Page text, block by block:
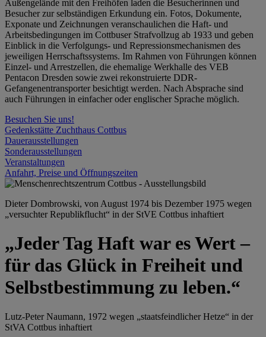
Außengelände mit den Freihöfen laden die Besucherinnen und
Besucher zur selbständigen Erkundung ein. Fotos, Dokumente,
Exponate und Zeichnungen veranschaulichen die Haft- und
Arbeitsbedingungen im Cottbuser Strafvollzug ab 1933 und geben
Einblick in die Verfolgungs- und Repressionsmechanismen des
jeweiligen Herrschaftssystems. Im Rahmen von Führungen können
Einzel- und Arrestzellen, die ehemalige Werkhalle des VEB
Pentacon Dresden sowie zwei rekonstruierte DDR-
Gefangenentransporter besichtigt werden. Nach Absprache sind
auch Führungen in einfacher oder englischer Sprache möglich.
Besuchen Sie uns!
Gedenkstätte Zuchthaus Cottbus
Dauerausstellungen
Sonderausstellungen
Veranstaltungen
Anfahrt, Preise und Öffnungszeiten
Dieter Dombrowski, von August 1974 bis Dezember 1975 wegen
„versuchter Republikflucht“ in der StVE Cottbus inhaftiert
„Jeder Tag Haft war es Wert –
für das Glück in Freiheit und
Selbstbestimmung zu leben.“
Lutz-Peter Naumann, 1972 wegen „staatsfeindlicher Hetze“ in der
StVA Cottbus inhaftiert